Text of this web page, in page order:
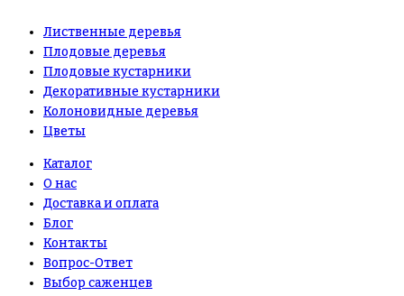
Лиственные деревья
Плодовые деревья
Плодовые кустарники
Декоративные кустарники
Колоновидные деревья
Цветы
Каталог
О нас
Доставка и оплата
Блог
Контакты
Вопрос-Ответ
Выбор саженцев